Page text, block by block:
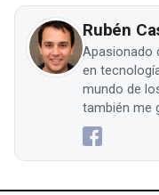
Rubén
Apasionado
en
mundo de
también me